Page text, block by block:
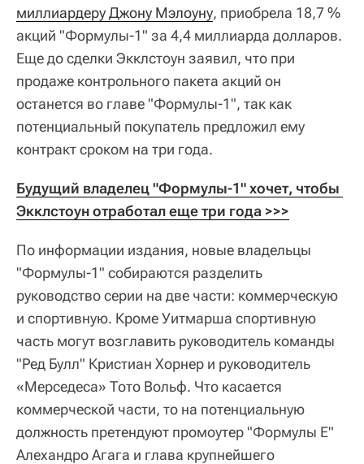
миллиардеру Джону Мэлоуну, приобрела 18,7 %
акций "Формулы-1" за 4,4 миллиарда долларов.
Еще до сделки Экклстоун заявил, что при
продаже контрольного пакета акций он
останется во главе "Формулы-1", так как
потенциальный покупатель предложил ему
контракт сроком на три года.
Будущий владелец "Формулы-1" хочет, чтобы
Экклстоун отработал еще три года >>>
По информации издания, новые владельцы
"Формулы-1" собираются разделить
руководство серии на две части: коммерческую
и спортивную. Кроме Уитмарша спортивную
часть могут возглавить руководитель команды
"Ред Булл" Кристиан Хорнер и руководитель
«Мерседеса» Тото Вольф. Что касается
коммерческой части, то на потенциальную
должность претендуют промоутер "Формулы Е"
Алехандро Агага и глава крупнейшего